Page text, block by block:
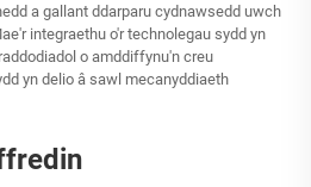
a gallant ddarparu cydnawsedd uwch
integraethu o'r technolegau sydd yn
o amddiffynu'n creu
yn delio â sawl mecanyddiaeth